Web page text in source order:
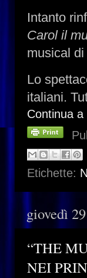
Intanto
Carol il
musical
Lo
italiani.
Continua
Etichette:
giovedì
“THE
NEI